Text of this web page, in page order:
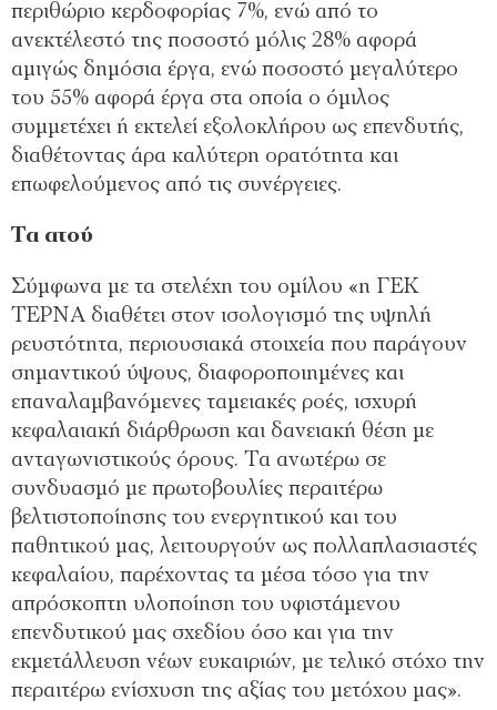
περιθώριο κερδοφορίας 7%, ενώ από το
ανεκτέλεστό της ποσοστό μόλις 28% αφορά
αμιγώς δημόσια έργα, ενώ ποσοστό μεγαλύτερο
του 55% αφορά έργα στα οποία ο όμιλος
συμμετέχει ή εκτελεί εξολοκλήρου ως επενδυτής,
διαθέτοντας άρα καλύτερη ορατότητα και
επωφελούμενος από τις συνέργειες.
Τα ατού
Σύμφωνα με τα στελέχη του ομίλου «η ΓΕΚ
ΤΕΡΝΑ διαθέτει στον ισολογισμό της υψηλή
ρευστότητα, περιουσιακά στοιχεία που παράγουν
σημαντικού ύψους, διαφοροποιημένες και
επαναλαμβανόμενες ταμειακές ροές, ισχυρή
κεφαλαιακή διάρθρωση και δανειακή θέση με
ανταγωνιστικούς όρους. Τα ανωτέρω σε
συνδυασμό με πρωτοβουλίες περαιτέρω
βελτιστοποίησης του ενεργητικού και του
παθητικού μας, λειτουργούν ως πολλαπλασιαστές
κεφαλαίου, παρέχοντας τα μέσα τόσο για την
απρόσκοπτη υλοποίηση του υφιστάμενου
επενδυτικού μας σχεδίου όσο και για την
εκμετάλλευση νέων ευκαιριών, με τελικό στόχο την
περαιτέρω ενίσχυση της αξίας του μετόχου μας».